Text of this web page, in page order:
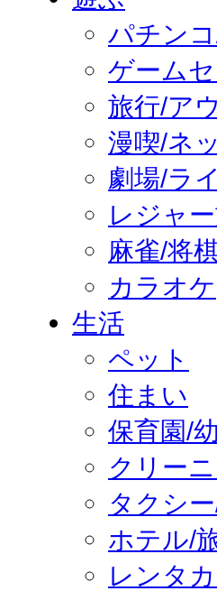
パチン
ゲーム
旅行/ア
漫喫/ネ
劇場/ラ
レジャ
麻雀/将
カラオケ
生活
ペット
住まい
保育園/
クリー
タクシ
ホテル/
レンタ